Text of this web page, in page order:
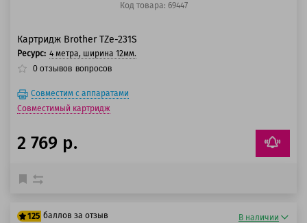
Код товара: 69447
Картридж Brother TZe-231S
Ресурс: 4 метра, ширина 12мм.
0 отзывов вопросов
Совместим с аппаратами
Совместимый картридж
2 769 р.
125 баллов за отзыв В наличии